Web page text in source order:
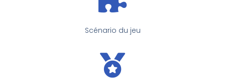
Scénario du jeu